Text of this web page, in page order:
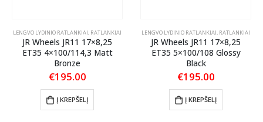
LENGVO LYDINIO RATLANKIAI RATLANKIAI
JR Wheels JR11 17×8,25
ET35 4×100/114,3 Matt
Bronze
€195.00
Į KREPŠELĮ
LENGVO LYDINIO RATLANKIAI RATLANKIAI
JR Wheels JR11 17×8,25
ET35 5×100/108 Glossy
Black
€195.00
Į KREPŠELĮ